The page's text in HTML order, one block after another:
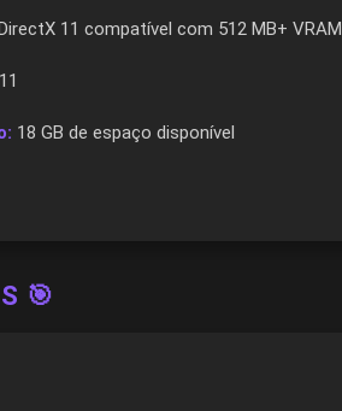
11 compatível com 512 MB+ VRAM
18 GB de espaço disponível
🎯